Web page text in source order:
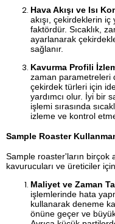
Hava Akışı ve Isı
akışı, çekirdeklerin iç
faktördür. Sıcaklık,
ayarlanarak
sağlanır.
Kavurma Profili
zaman parametreleri
çekirdek türleri için
yardımcı olur. İyi bir
işlemi sırasında
izleme ve kontrol
Sample Roaster
Sample roaster'ların birçok
kavurucuları ve üreticiler
Maliyet ve Zaman
işlemlerinde hata
kullanarak deneme
önüne geçer ve